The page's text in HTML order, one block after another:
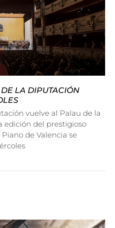
LA DIPUTACIÓN
vuelve al Palau de la
edición del prestigioso
de Valencia se